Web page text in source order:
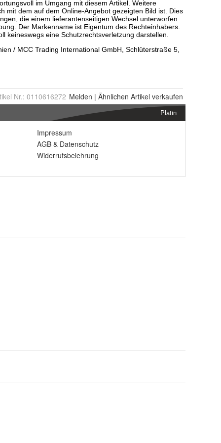
Nr.: 0110616272 Melden | Ähnlichen Artikel verkaufen
Platin
Impressum
AGB & Datenschutz
Widerrufsbelehrung